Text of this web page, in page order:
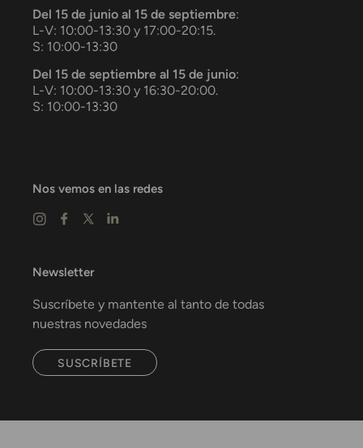
Del 15 de junio al 15 de septiembre:
L-V: 10:00-13:30 y 17:00-20:15.
S: 10:00-13:30
Del 15 de septiembre al 15 de junio:
L-V: 10:00-13:30 y 16:30-20:00.
S: 10:00-13:30
Nos vemos en las redes
Newsletter
Suscríbete y mantente al tanto de todas
nuestras novedades
SUSCRÍBETE